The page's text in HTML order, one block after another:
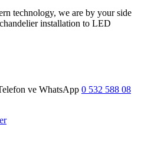
technology, we are by your side
installation to LED
ve WhatsApp 0 532 588 08